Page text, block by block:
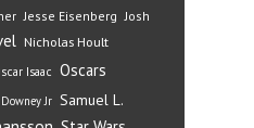
Jesse Eisenberg Josh
Nicholas Hoult
Isaac Oscars
Jr Samuel L.